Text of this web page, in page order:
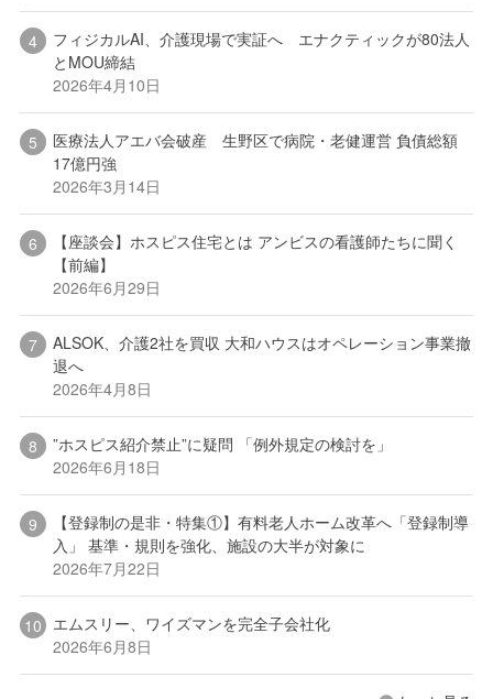
フィジカルAI、介護現場で実証へ エナクティックが80法人
とMOU締結
2026年4月10日
医療法人アエバ会破産 生野区で病院・老健運営 負債総額
17億円強
2026年3月14日
【座談会】ホスピス住宅とは アンビスの看護師たちに聞く
【前編】
2026年6月29日
ALSOK、介護2社を買収 大和ハウスはオペレーション事業撤
退へ
2026年4月8日
”ホスピス紹介禁止”に疑問 「例外規定の検討を」
2026年6月18日
【登録制の是非・特集①】有料老人ホーム改革へ「登録制導
入」 基準・規則を強化、施設の大半が対象に
2026年7月22日
エムスリー、ワイズマンを完全子会社化
2026年6月8日